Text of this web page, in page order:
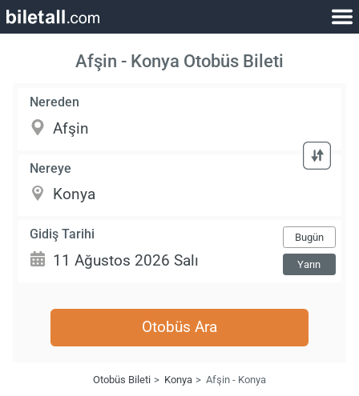
Afşin - Konya Otobüs Bileti
Nereden
Nereye
Gidiş Tarihi Bugün
Yarın
Otobüs Ara
Otobüs Bileti Konya Afşin - Konya